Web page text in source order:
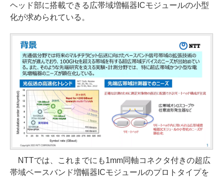
ヘッド部に搭載できる広帯域増幅器ICモジュールの小型
化が求められている。
NTTでは、これまでにも1mm同軸コネクタ付きの超広
帯域ベースバンド増幅器ICモジュールのプロトタイプを